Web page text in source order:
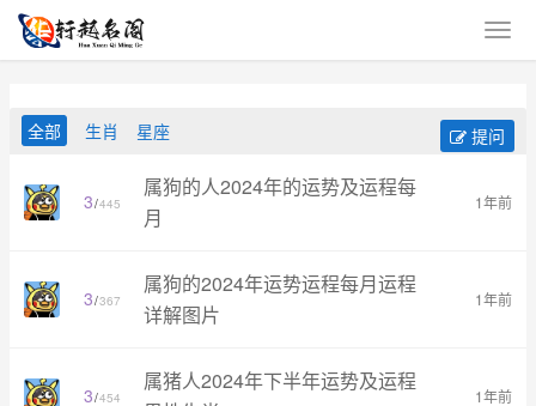
全部 生肖 星座 提问
3/445
属狗的人2024年的运势及运程每
月
1年前
3/367
属狗的2024年运势运程每月运程
详解图片
1年前
3/454
属猪人2024年下半年运势及运程
1年前